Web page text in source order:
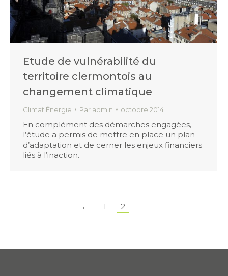
Etude de vulnérabilité du
territoire clermontois au
changement climatique
Climat Énergie Par admin octobre 2014
En complément des démarches engagées,
l’étude a permis de mettre en place un plan
d’adaptation et de cerner les enjeux financiers
liés à l’inaction.
← 1 2